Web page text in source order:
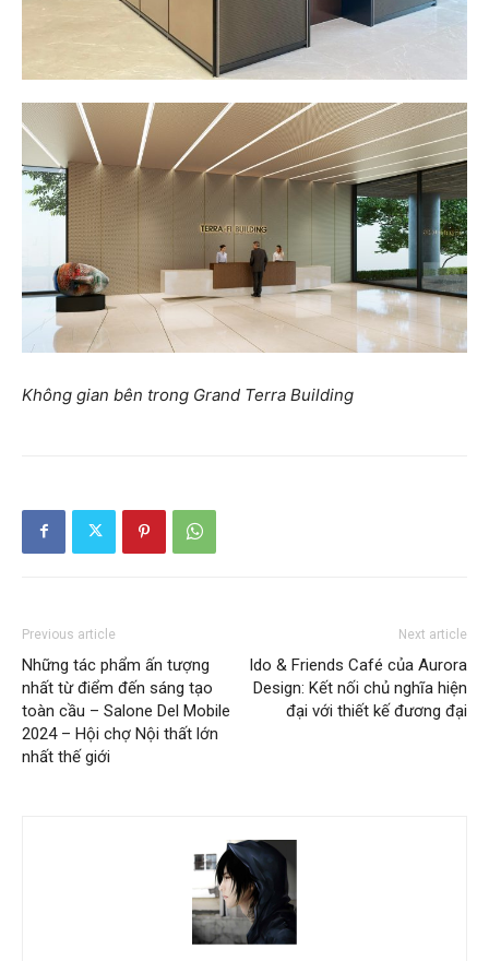
Không gian bên trong Grand Terra Building
Previous article
Những tác phẩm ấn tượng
nhất từ điểm đến sáng tạo
toàn cầu – Salone Del Mobile
2024 – Hội chợ Nội thất lớn
nhất thế giới
Next article
Ido & Friends Café của Aurora
Design: Kết nối chủ nghĩa hiện
đại với thiết kế đương đại